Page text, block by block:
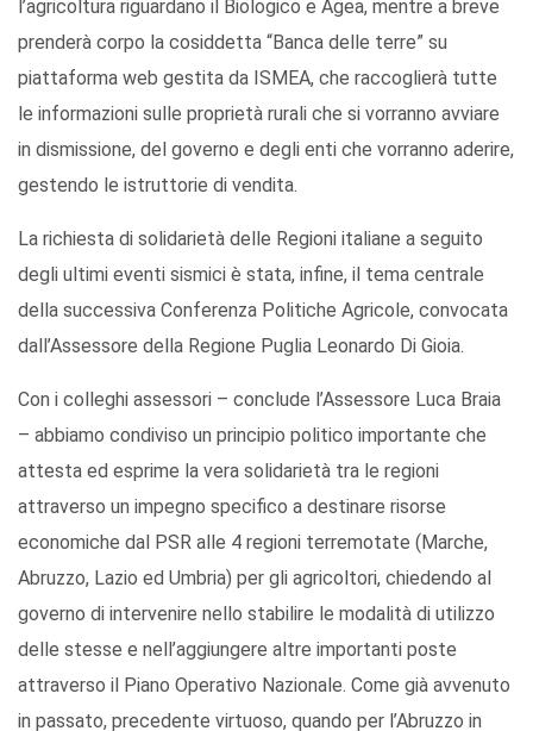
l’agricoltura riguardano il Biologico e Agea, mentre a breve
prenderà corpo la cosiddetta “Banca delle terre” su
piattaforma web gestita da ISMEA, che raccoglierà tutte
le informazioni sulle proprietà rurali che si vorranno avviare
in dismissione, del governo e degli enti che vorranno aderire,
gestendo le istruttorie di vendita.
La richiesta di solidarietà delle Regioni italiane a seguito
degli ultimi eventi sismici è stata, infine, il tema centrale
della successiva Conferenza Politiche Agricole, convocata
dall’Assessore della Regione Puglia Leonardo Di Gioia.
Con i colleghi assessori – conclude l’Assessore Luca Braia
– abbiamo condiviso un principio politico importante che
attesta ed esprime la vera solidarietà tra le regioni
attraverso un impegno specifico a destinare risorse
economiche dal PSR alle 4 regioni terremotate (Marche,
Abruzzo, Lazio ed Umbria) per gli agricoltori, chiedendo al
governo di intervenire nello stabilire le modalità di utilizzo
delle stesse e nell’aggiungere altre importanti poste
attraverso il Piano Operativo Nazionale. Come già avvenuto
in passato, precedente virtuoso, quando per l’Abruzzo in